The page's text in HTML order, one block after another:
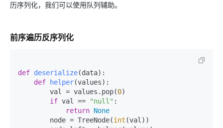
历序列化，我们可以使用队列辅助。
前序遍历反序列化
def deserialize(data):
def
helper(values):
        val = values.pop(
0)
if val == "null" :
return None
        node = TreeNode(
int (val))